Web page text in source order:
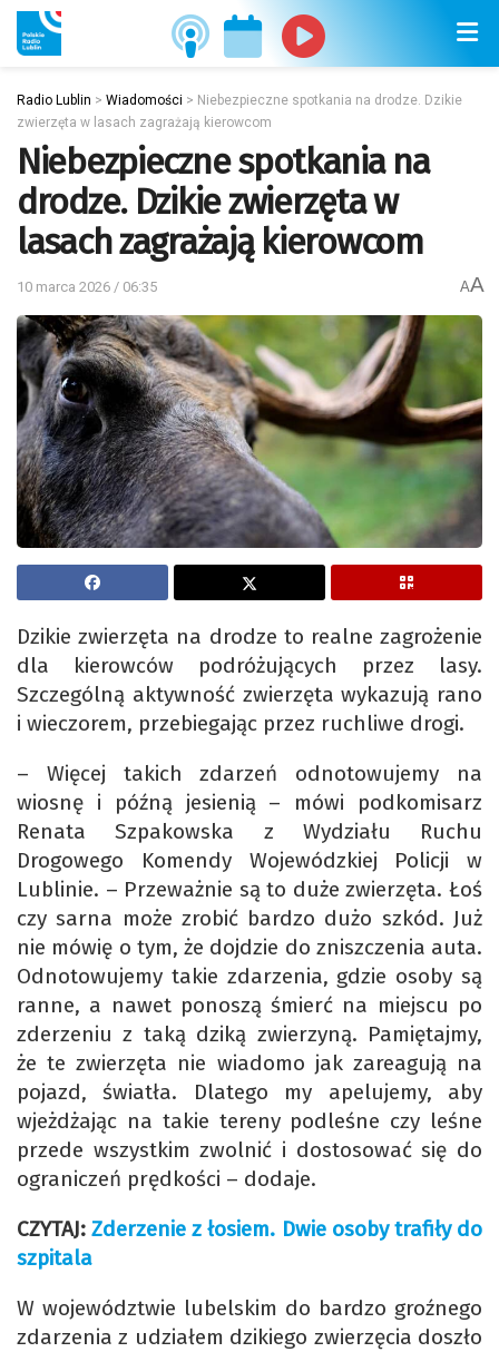
Radio Lublin > Wiadomości > Niebezpieczne spotkania na drodze. Dzikie
zwierzęta w lasach zagrażają kierowcom
Niebezpieczne spotkania na
drodze. Dzikie zwierzęta w
lasach zagrażają kierowcom
10 marca 2026 / 06:35 AA
Dzikie zwierzęta na drodze to realne zagrożenie
dla kierowców podróżujących przez lasy.
Szczególną aktywność zwierzęta wykazują rano
i wieczorem, przebiegając przez ruchliwe drogi.
– Więcej takich zdarzeń odnotowujemy na
wiosnę i późną jesienią – mówi podkomisarz
Renata Szpakowska z Wydziału Ruchu
Drogowego Komendy Wojewódzkiej Policji w
Lublinie. – Przeważnie są to duże zwierzęta. Łoś
czy sarna może zrobić bardzo dużo szkód. Już
nie mówię o tym, że dojdzie do zniszczenia auta.
Odnotowujemy takie zdarzenia, gdzie osoby są
ranne, a nawet ponoszą śmierć na miejscu po
zderzeniu z taką dziką zwierzyną. Pamiętajmy,
że te zwierzęta nie wiadomo jak zareagują na
pojazd, światła. Dlatego my apelujemy, aby
wjeżdżając na takie tereny podleśne czy leśne
przede wszystkim zwolnić i dostosować się do
ograniczeń prędkości – dodaje.
CZYTAJ:Zderzenie z łosiem. Dwie osoby trafiły do
szpitala
W województwie lubelskim do bardzo groźnego
zdarzenia z udziałem dzikiego zwierzęcia doszło